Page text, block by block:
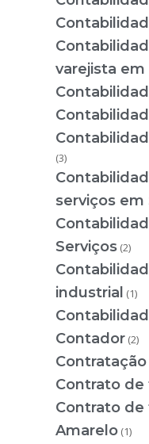
varejista em
(3)
serviços em
Serviços (2)
industrial (1)
Contador (2)
Contratação
Contrato de
Contrato de
Amarelo (1)